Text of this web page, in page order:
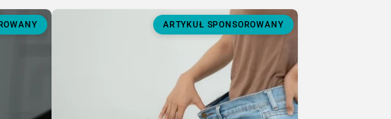
ARTYKUŁ SPONSOROWANY